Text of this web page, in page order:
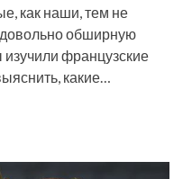
как наши, тем не
обширную
французские
какие…